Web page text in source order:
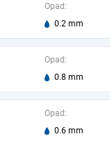
Opad:
0.2 mm
Opad:
0.8 mm
Opad:
0.6 mm